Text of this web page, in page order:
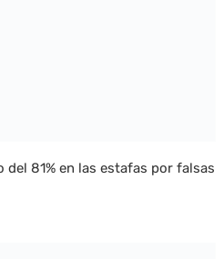
81% en las estafas por falsas